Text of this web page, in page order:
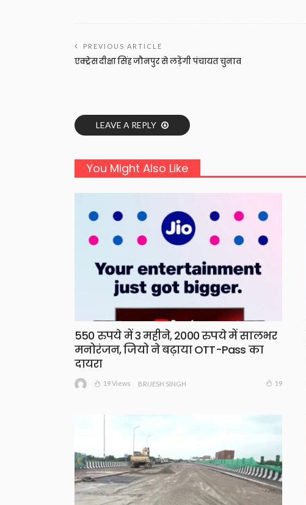
PREVIOUS ARTICLE
एक्ट्रेस दीक्षा सिंह जौनपुर से लड़ेंगी पंचायत चुनाव
LEAVE A REPLY
You Might Also Like
550 रुपये में 3 महीने, 2000 रुपये में सालभर
मनोरंजन, जियो ने बढ़ाया OTT-Pass का
दायरा
19 Views BRIJESH SINGH 19